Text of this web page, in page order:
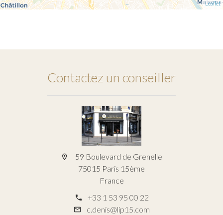
Leaflet
Contactez un conseiller
59 Boulevard de Grenelle
75015 Paris 15ème
France
+33 1 53 95 00 22
c.denis@lip15.com